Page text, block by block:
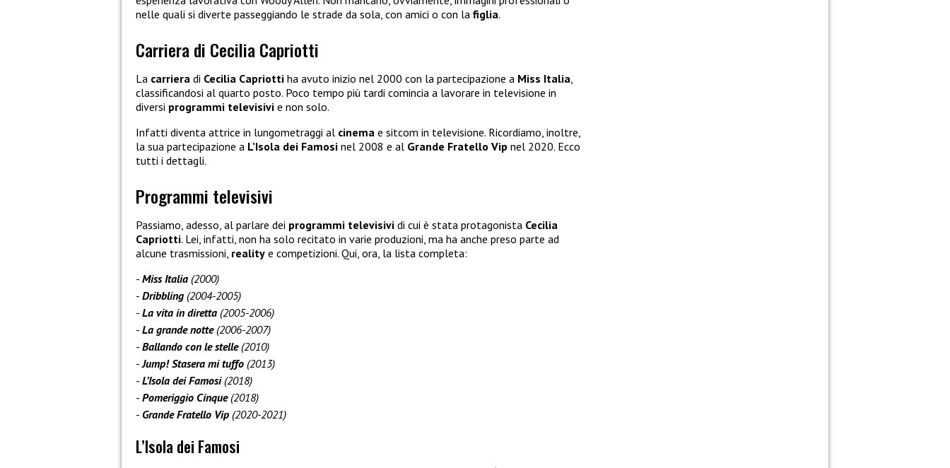
nelle quali si diverte passeggiando le strade da sola, con amici o con la figlia.
Carriera di Cecilia Capriotti
La carriera di Cecilia Capriotti ha avuto inizio nel 2000 con la partecipazione a Miss Italia
classificandosi al quarto posto. Poco tempo più tardi comincia a lavorare in televisione in
diversi programmi televisivi e non solo.
Infatti diventa attrice in lungometraggi al cinema e sitcom in televisione. Ricordiamo, inoltre,
la sua partecipazione a L’Isola dei Famosi nel 2008 e al Grande Fratello Vip nel 2020. Ecco
tutti i dettagli.
Programmi televisivi
Passiamo, adesso, al parlare dei programmi televisivi di cui è stata protagonista Cecilia
Capriotti. Lei, infatti, non ha solo recitato in varie produzioni, ma ha anche preso parte ad
alcune trasmissioni, reality e competizioni. Qui, ora, la lista completa:
Miss Italia (2000)
Dribbling (2004-2005)
La vita in diretta (2005-2006)
La grande notte(2006-2007)
Ballando con le stelle(2010)
Jump! Stasera mi tuffo (2013)
L’Isola dei Famosi(2018)
Pomeriggio Cinque(2018)
Grande Fratello Vip (2020-2021)
L’Isola dei Famosi